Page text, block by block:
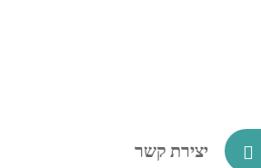
יצירת קשר